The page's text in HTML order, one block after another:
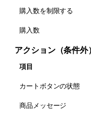
購入数を制限する
購入数
アクション（条件外）
項目
カートボタンの状態
商品メッセージ